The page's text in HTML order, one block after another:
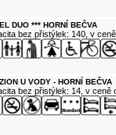
DUO *** HORNÍ BEČVA
bez přistýlek: 140, v
U VODY - HORNÍ BEČVA
bez přistýlek: 14, v ceně